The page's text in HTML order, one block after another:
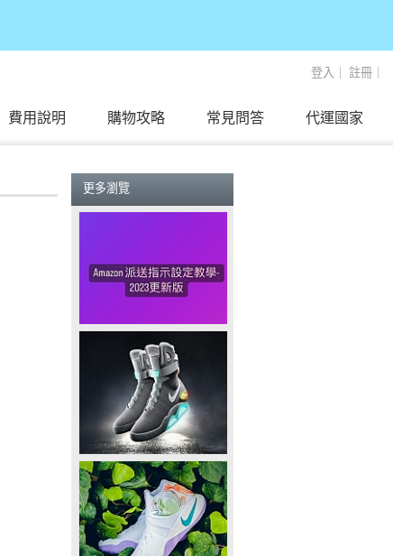
登入 註冊
代運國家
常見問答
購物攻略
費用說明
更多瀏覽